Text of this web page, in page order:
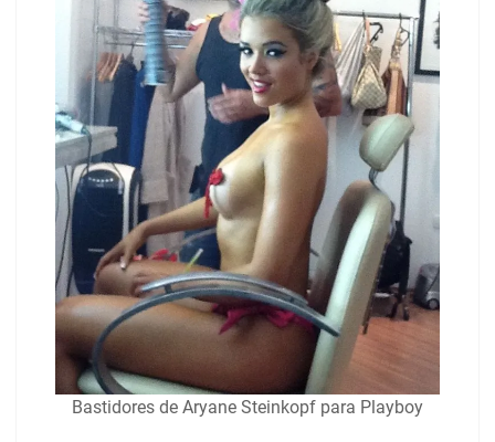
Bastidores de Aryane Steinkopf para Playboy